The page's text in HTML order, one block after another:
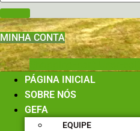
MINHA CONTA
Shopping-cart
PÁGINA INICIAL
SOBRE NÓS
GEFA
EQUIPE